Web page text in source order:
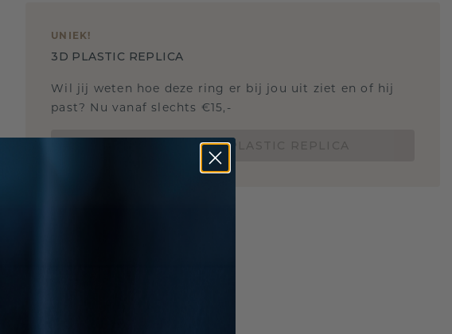
UNIEK!
3D PLASTIC REPLICA
Wil jij weten hoe deze ring er bij jou uit ziet en of hij
past? Nu vanaf slechts €15,-
BESTEL EEN 3D PLASTIC REPLICA